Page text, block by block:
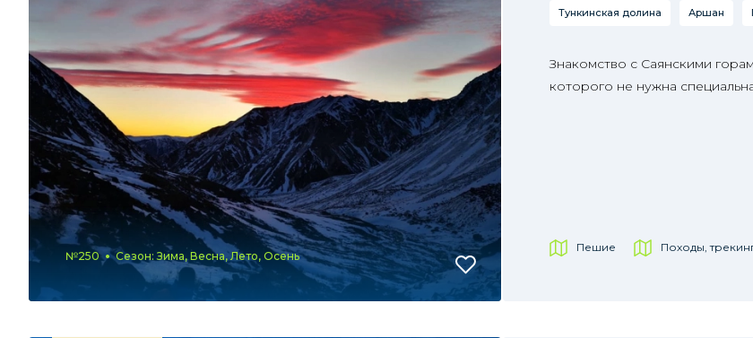
№250 Сезон: Зима, Весна, Лето, Осень
Тункинская долина Аршан
Знакомство с Саянскими
которого не нужна
Пешие Походы,